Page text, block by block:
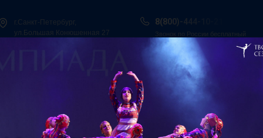
Звонок по России бесплатный
г.Санкт-Петербург,
ул.Большая Конюшенная 27
8(800)-444-10-21
Итоги конкурсов
Всероссийская танцевальная Олимпиада
в Сочи